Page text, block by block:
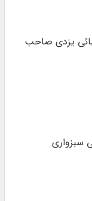
یزدی صاحب
سبزواری